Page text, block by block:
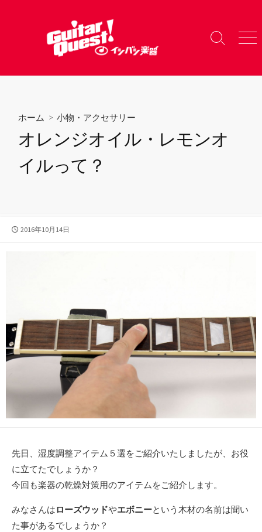
へ
検
り
メ
ー
ホーム > 小物・アクセサリー
オレンジオイル・レモンオ
イルって？
公
2016年10月14日
先日、湿度調整アイテム５選をご紹介いたしましたが、お役
に立てたでしょうか？
今回も楽器の乾燥対策用のアイテムをご紹介します。
みなさんはローズウッドやエボニーという木材の名前は聞い
た事があるでしょうか？